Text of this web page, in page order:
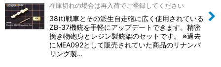
在庫切れの場合は再入荷でご登録してください
38(t)戦車とその派生自走砲に広く使用されている
ZB-37機銃を手軽にアップデートできます。精密
挽き物砲身とレジン製銃架のセットです。 ※過去
にMEA092として販売されていた商品のリナンバ
リング製…